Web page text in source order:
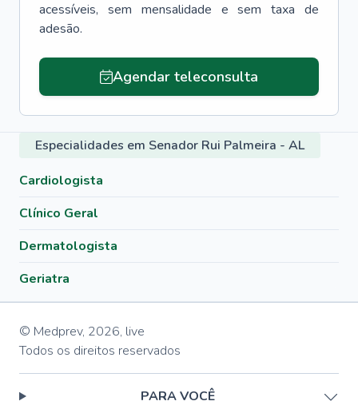
acessíveis, sem mensalidade e sem taxa de
adesão.
Agendar teleconsulta
Especialidades em Senador Rui Palmeira - AL
Cardiologista
Clínico Geral
Dermatologista
Geriatra
© Medprev, 2026, live
Todos os direitos reservados
PARA VOCÊ